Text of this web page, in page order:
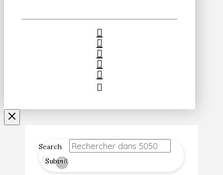
Search
Submit
Clear